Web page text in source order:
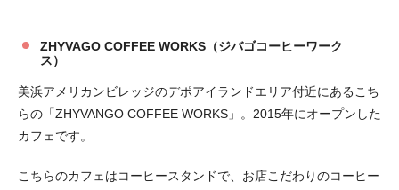
ZHYVAGO COFFEE WORKS（ジバゴコーヒーワーク
ス）
美浜アメリカンビレッジのデポアイランドエリア付近にあるこち
らの「ZHYVANGO COFFEE WORKS」。2015年にオープンした
カフェです。
こちらのカフェはコーヒースタンドで、お店こだわりのコーヒー